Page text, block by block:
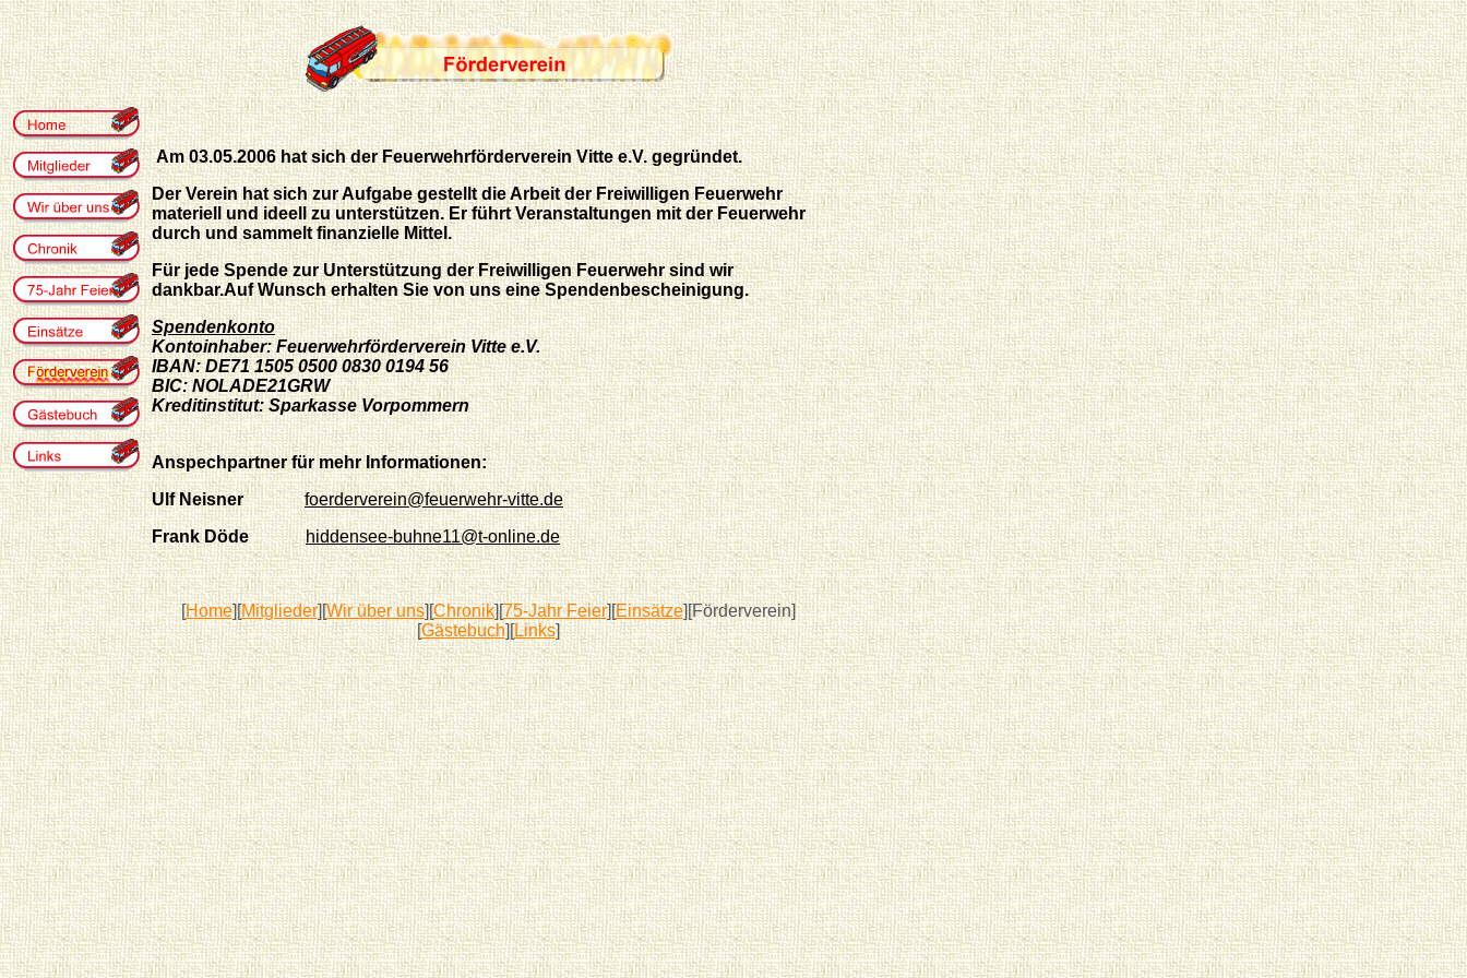
Am 03.05.2006 hat sich der Feuerwehrförderverein Vitte e.V. gegründet.
Der Verein hat sich zur Aufgabe gestellt die Arbeit der Freiwilligen Feuerwehr
materiell und ideell zu unterstützen. Er führt Veranstaltungen mit der Feuerwehr
durch und sammelt finanzielle Mittel.
Für jede Spende zur Unterstützung der Freiwilligen Feuerwehr sind wir
dankbar.Auf Wunsch erhalten Sie von uns eine Spendenbescheinigung.
Spendenkonto
Kontoinhaber: Feuerwehrförderverein Vitte e.V.
IBAN: DE71 1505 0500 0830 0194 56
BIC: NOLADE21GRW
Kreditinstitut: Sparkasse Vorpommern
Anspechpartner für mehr Informationen:
Ulf Neisnerfoerderverein@feuerwehr-vitte.de
Frank Dödehiddensee-buhne11@t-online.de
[Home][Mitglieder][Wir über uns][Chronik][75-Jahr Feier][Einsätze][Förderverein]
[Gästebuch][Links]